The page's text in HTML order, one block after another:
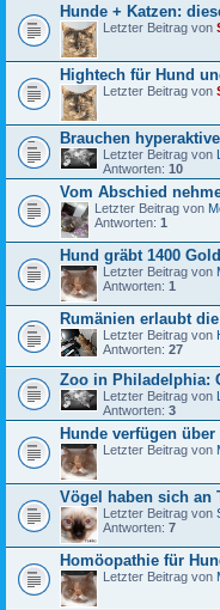
Hunde + Katzen:
Letzter Beitrag von
Hightech für Hund
Letzter Beitrag von
Brauchen
Letzter Beitrag von
Antworten: 10
Vom Abschied
Letzter Beitrag von
Antworten: 1
Hund gräbt 1400
Letzter Beitrag von
Antworten: 1
Rumänien erlaubt
Letzter Beitrag von
Antworten: 27
Zoo in Philadelphia:
Letzter Beitrag von
Antworten: 3
Hunde verfügen
Letzter Beitrag von
Vögel haben sich an
Letzter Beitrag von
Antworten: 7
Homöopathie für
Letzter Beitrag von